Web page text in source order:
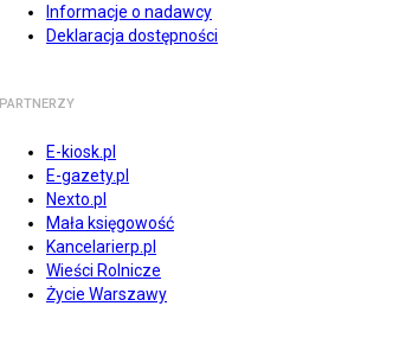
Informacje o nadawcy
Deklaracja dostępności
PARTNERZY
E-kiosk.pl
E-gazety.pl
Nexto.pl
Mała księgowość
Kancelarierp.pl
Wieści Rolnicze
Życie Warszawy